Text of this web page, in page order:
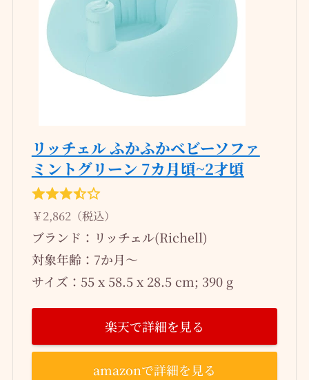
リッチェル ふかふかベビーソファ
ミントグリーン 7カ月頃~2才頃
￥2,862（税込）
ブランド：リッチェル(Richell)
対象年齢：‎7か月～
サイズ：55 x 58.5 x 28.5 cm; 390 g
楽天で詳細を見る
amazonで詳細を見る